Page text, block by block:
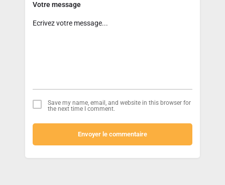
Votre message
Save my name, email, and website in this browser for
the next time I comment.
Envoyer le commentaire